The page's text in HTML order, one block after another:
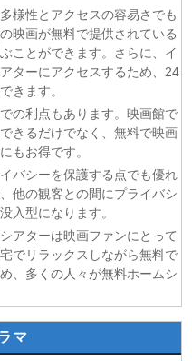
第7話
話
合わせ 第6話
様性とアクセスの容易さでも
映画が無料で提供されている
ことができます。さらに、イ
ターにアクセスするため、24
きます。
の利点もあります。映画館で
きるだけでなく、無料で映画
もお得です。
バシーを保護する点でも優れ
他の観客との間にプライバシ
入型になります。
アターは映画ファンにとって
でリラックスしながら無料で
、多くの人々が無料ホームシ
マ